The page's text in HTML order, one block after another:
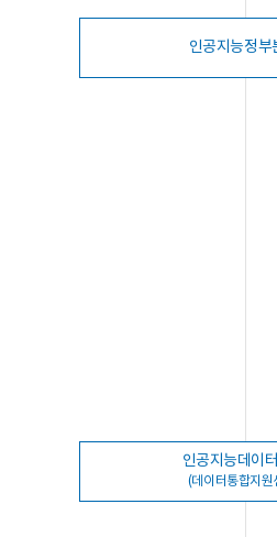
인공지능정부
인공지능데이
(데이터통합지원